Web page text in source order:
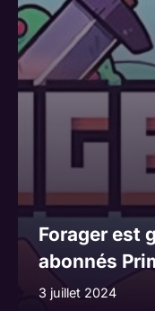
Forager est
abonnés
3 juillet 2024